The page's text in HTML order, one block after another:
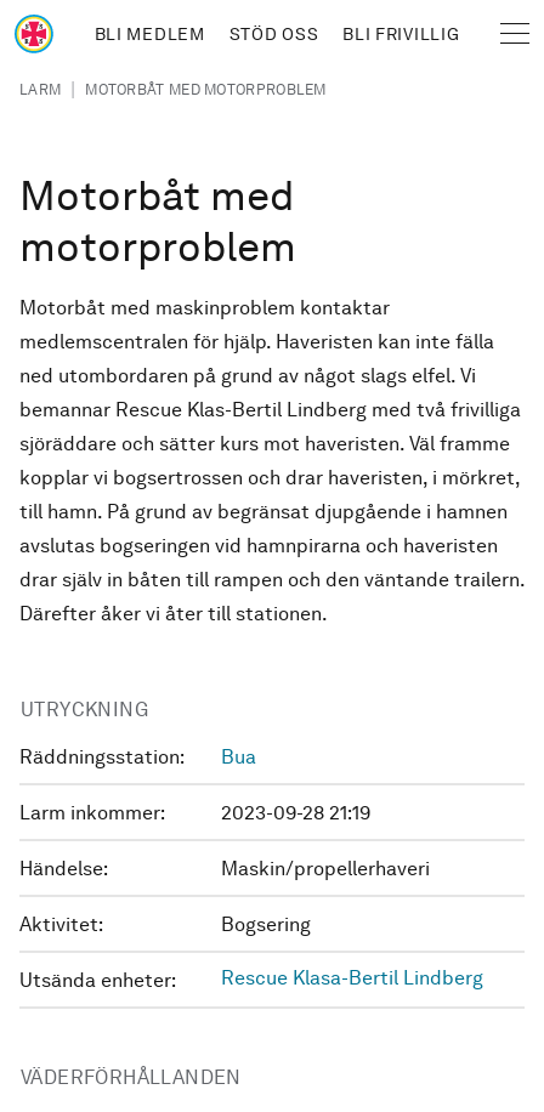
Hoppa till huvudinnehåll
BLI MEDLEM STÖD OSS BLI FRIVILLIG
Länkstig
LARM | MOTORBÅT MED MOTORPROBLEM
Motorbåt med
motorproblem
Motorbåt med maskinproblem kontaktar
medlemscentralen för hjälp. Haveristen kan inte fälla
ned utombordaren på grund av något slags elfel. Vi
bemannar Rescue Klas-Bertil Lindberg med två frivilliga
sjöräddare och sätter kurs mot haveristen. Väl framme
kopplar vi bogsertrossen och drar haveristen, i mörkret,
till hamn. På grund av begränsat djupgående i hamnen
avslutas bogseringen vid hamnpirarna och haveristen
drar själv in båten till rampen och den väntande trailern.
Därefter åker vi åter till stationen.
UTRYCKNING
Räddningsstation: Bua
Larm inkommer: 2023-09-28 21:19
Händelse: Maskin/propellerhaveri
Aktivitet: Bogsering
Utsända enheter: Rescue Klasa-Bertil Lindberg
VÄDERFÖRHÅLLANDEN